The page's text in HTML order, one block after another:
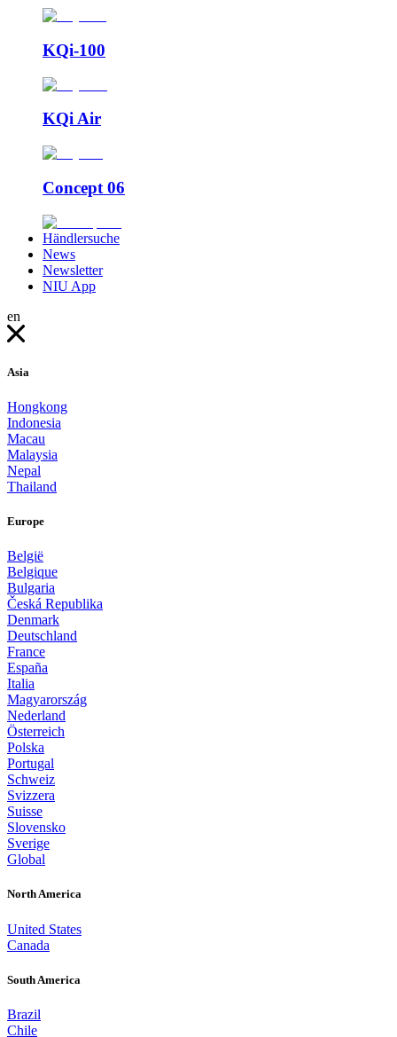
KQi-100
KQi Air
Concept 06
Händlersuche
News
Newsletter
NIU App
en
Asia
Hongkong
Indonesia
Macau
Malaysia
Nepal
Thailand
Europe
België
Belgique
Bulgaria
Česká Republika
Denmark
Deutschland
France
España
Italia
Magyarország
Nederland
Österreich
Polska
Portugal
Schweiz
Svizzera
Suisse
Slovensko
Sverige
Global
North America
United States
Canada
South America
Brazil
Chile